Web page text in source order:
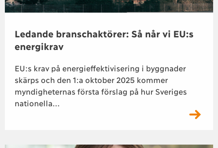
Ledande branschaktörer: Så når vi EU:s
energikrav
EU:s krav på energieffektivisering i byggnader
skärps och den 1:a oktober 2025 kommer
myndigheternas första förslag på hur Sveriges
nationella...